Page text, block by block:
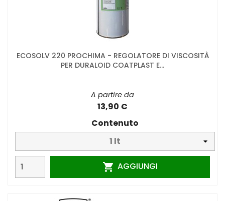
ECOSOLV 220 PROCHIMA - REGOLATORE DI VISCOSITÀ
PER DURALOID COATPLAST E...
A partire da
13,90 €
Contenuto
 AGGIUNGI